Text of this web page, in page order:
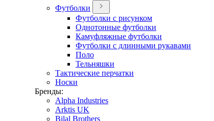
Футболки
Футболки с рисунком
Однотонные футболки
Камуфляжные футболки
Футболки с длинными рукавами
Поло
Тельняшки
Тактические перчатки
Носки
Бренды:
Alpha Industries
Arktis UK
Bilal Brothers